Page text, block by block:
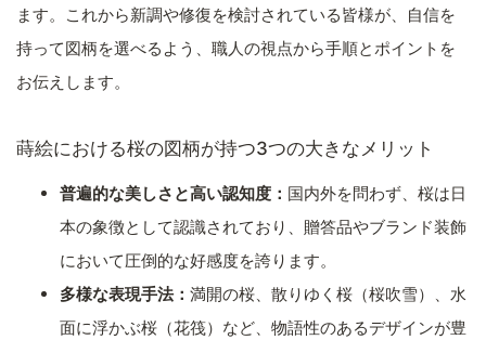
ます。これから新調や修復を検討されている皆様が、自信を
持って図柄を選べるよう、職人の視点から手順とポイントを
お伝えします。
蒔絵における桜の図柄が持つ3つの大きなメリット
普遍的な美しさと高い認知度： 国内外を問わず、桜は日
本の象徴として認識されており、贈答品やブランド装飾
において圧倒的な好感度を誇ります。
多様な表現手法： 満開の桜、散りゆく桜（桜吹雪）、水
面に浮かぶ桜（花筏）など、物語性のあるデザインが豊